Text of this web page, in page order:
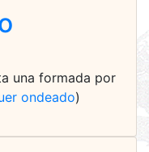
una formada por
ondeado)